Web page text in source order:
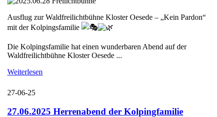
Ausflug zur Waldfreilichtbühne Kloster Oesede – „Kein Pardon“
mit der Kolpingsfamilie
Die Kolpingsfamilie hat einen wunderbaren Abend auf der
Waldfreilichtbühne Kloster Oesede ...
Weiterlesen
27-06-25
27.06.2025 Herrenabend der Kolpingfamilie